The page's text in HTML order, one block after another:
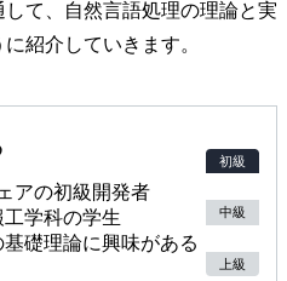
て、自然言語処理の理論と実
紹介していきます。
アの初級開発者
学科の学生
礎理論に興味がある
初級
中級
上級